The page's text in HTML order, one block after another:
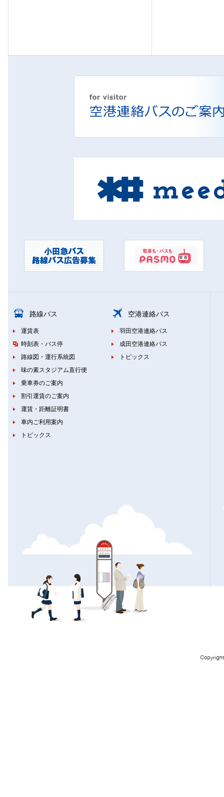
路線バス
運賃表
時刻表・バス停
路線図・運行系統図
味の素スタジアム直行便
乗車券のご案内
割引運賃のご案内
運賃・距離証明書
車内ご利用案内
トピックス
空港連絡バス
羽田空港連絡バス
成田空港連絡バス
トピックス